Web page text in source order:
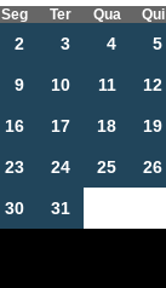
Seg Ter Qua Qui
2 3 4 5
9 10 11 12
16 17 18 19
23 24 25 26
30 31